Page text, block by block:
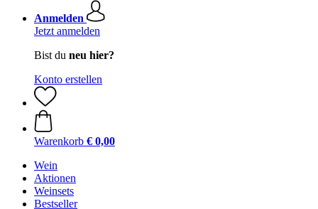
Anmelden
Jetzt anmelden
Bist du neu hier?
Konto erstellen
Warenkorb € 0,00
Wein
Aktionen
Weinsets
Bestseller